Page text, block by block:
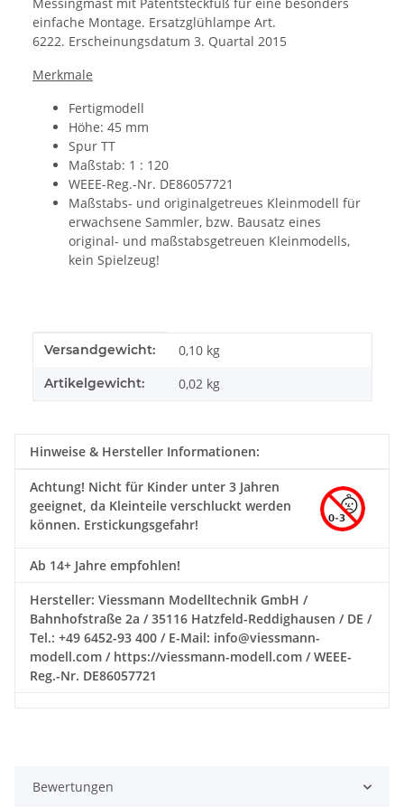
einfache Montage. Ersatzglühlampe Art.
6222. Erscheinungsdatum 3. Quartal 2015
Merkmale
Fertigmodell
Höhe: 45 mm
Spur TT
Maßstab: 1 : 120
WEEE-Reg.-Nr. DE86057721
Maßstabs- und originalgetreues Kleinmodell für
erwachsene Sammler, bzw. Bausatz eines
original- und maßstabsgetreuen Kleinmodells,
kein Spielzeug!
Produkteigenschaft
Wert
Versandgewicht: 0,10 kg
Artikelgewicht: 0,02 kg
Hinweise & Hersteller Informationen:
Achtung! Nicht für Kinder unter 3 Jahren
geeignet, da Kleinteile verschluckt werden
können. Erstickungsgefahr!
Ab 14+ Jahre empfohlen!
Hersteller: Viessmann Modelltechnik GmbH /
Bahnhofstraße 2a / 35116 Hatzfeld-Reddighausen / DE /
Tel.: +49 6452-93 400 / E-Mail: info@viessmann-
modell.com / https://viessmann-modell.com / WEEE-
Reg.-Nr. DE86057721
Bewertungen